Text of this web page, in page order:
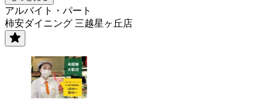
アルバイト・パート
柿安ダイニング 三越星ヶ丘店